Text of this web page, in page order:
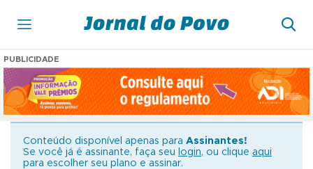
PUBLICIDADE
Conteúdo disponível apenas para Assinantes!
Se você já é assinante, faça seu
login, ou clique aqui
para escolher seu plano e assinar.